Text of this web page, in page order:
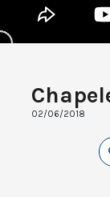
02/06/2018